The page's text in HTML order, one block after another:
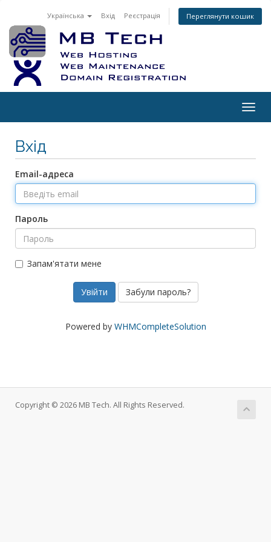
Українська Вхід Реєстрація Переглянути кошик
Вхід
Email-адреса
Пароль
Запам'ятати мене
Забули пароль?
Powered by WHMCompleteSolution
Copyright © 2026 MB Tech. All Rights Reserved.